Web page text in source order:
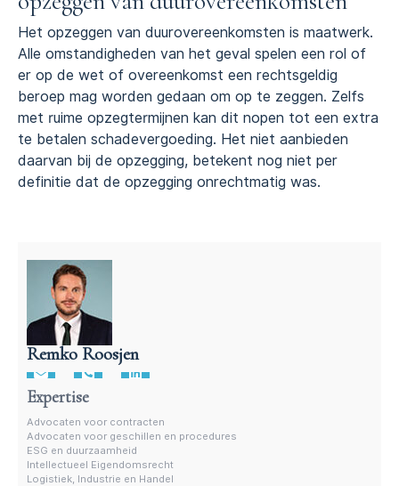
Het opzeggen van duurovereenkomsten is maatwerk.
Alle omstandigheden van het geval spelen een rol of
er op de wet of overeenkomst een rechtsgeldig
beroep mag worden gedaan om op te zeggen. Zelfs
met ruime opzegtermijnen kan dit nopen tot een extra
te betalen schadevergoeding. Het niet aanbieden
daarvan bij de opzegging, betekent nog niet per
definitie dat de opzegging onrechtmatig was.
Remko Roosjen
Advocaat contractenrecht
Expertise
Advocaten voor contracten
Advocaten voor geschillen en procedures
ESG en duurzaamheid
Intellectueel Eigendomsrecht
Logistiek, Industrie en Handel